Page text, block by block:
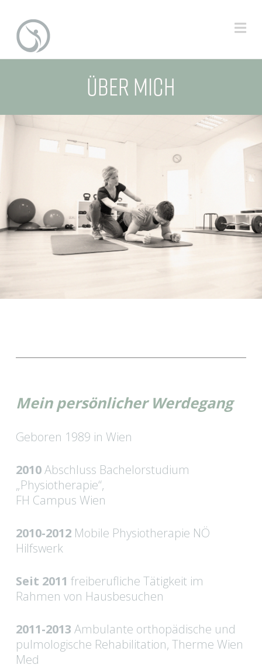
ÜBER MICH
Mein persönlicher Werdegang
Geboren 1989 in Wien
2010Abschluss Bachelorstudium
„Physiotherapie“,
FH Campus Wien
2010-2012Mobile Physiotherapie NÖ
Hilfswerk
Seit 2011 freiberufliche Tätigkeit im
Rahmen von Hausbesuchen
2011-2013 Ambulante orthopädische und
pulmologische Rehabilitation, Therme Wien
Med